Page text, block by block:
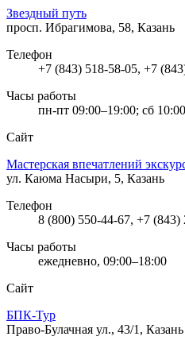
Звездный путь
просп. Ибрагимова, 58, Казань
Телефон
+7 (843) 518-58-05, +7
Часы работы
пн-пт 09:00–19:00; сб
Сайт
Мастерская впечатлений
ул. Каюма Насыри, 5, Казань
Телефон
8 (800) 550-44-67, +7
Часы работы
ежедневно, 09:00–18:00
Сайт
БПК-Тур
Право-Булачная ул., 43/1, Казань